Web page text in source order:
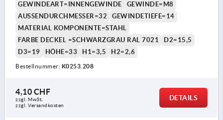
GEWINDEART=INNENGEWINDE
GEWINDE=M8
AUSSENDURCHMESSER=32
GEWINDETIEFE=14
MATERIAL KOMPONENTE=STAHL
FARBE DECKEL =SCHWARZGRAU RAL 7021
D2=15,5
D3=19
HÖHE=33 H1=3,5 H2=2,6
Bestellnummer: K0253.208
4,10 CHF
zzgl. MwSt.
zzgl. Versandkosten
DETAILS